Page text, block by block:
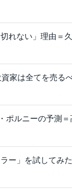
れない」理由＝
家は全てを売る
ポルニーの予測＝
ー」を試してみた